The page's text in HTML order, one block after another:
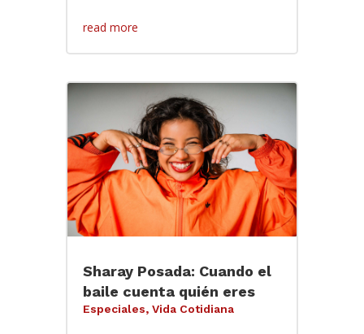
read more
Sharay Posada: Cuando el
baile cuenta quién eres
Especiales, Vida Cotidiana